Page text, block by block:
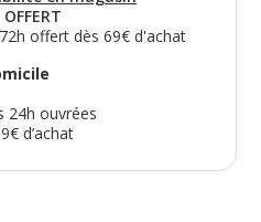
OFFERT
offert dès 69€ d'achat
24h ouvrées
d’achat